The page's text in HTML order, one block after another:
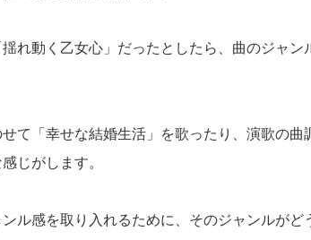
れ動く乙女心」だったとしたら、曲のジャ
て「幸せな結婚生活」を歌ったり、演歌の
じがします。
ル感を取り入れるために、そのジャンルが